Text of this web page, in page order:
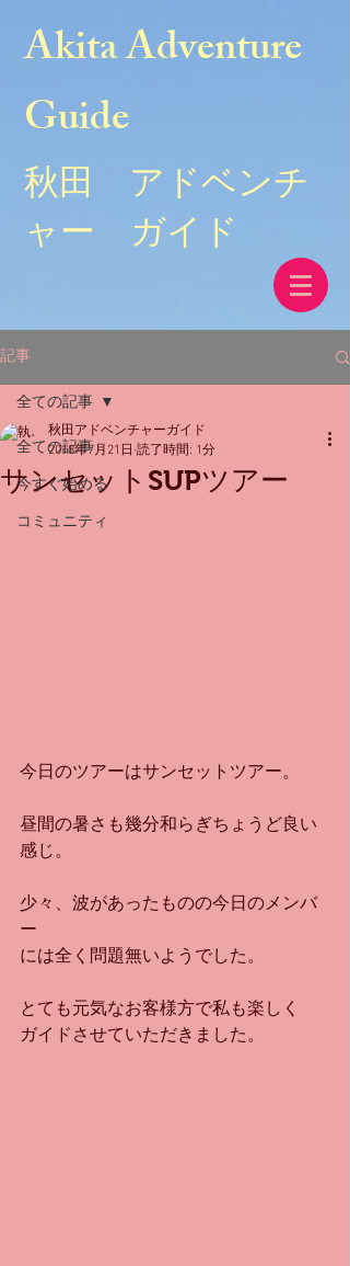
Akita Adventure
Guide
秋田 アドベンチ
ャー ガイド
記事
全ての記事
今すぐ始める
コミュニティ
全ての記事
サンセットSUPツアー
秋田アドベンチャーガイド
2018年7月21日 読了時間: 1分
今日のツアーはサンセットツアー。
昼間の暑さも幾分和らぎちょうど良い
感じ。
少々、波があったものの今日のメンバ
ー
には全く問題無いようでした。
とても元気なお客様方で私も楽しく
ガイドさせていただきました。